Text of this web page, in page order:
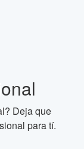
Deja que
para tí.